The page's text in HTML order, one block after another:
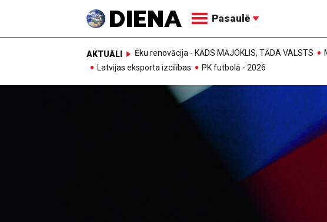
Pasaulē
AKTUĀLI Ēku renovācija - KĀDS MĀJOKLIS, TĀDA VALSTS
Latvijas eksporta izcilības
PK futbolā - 2026